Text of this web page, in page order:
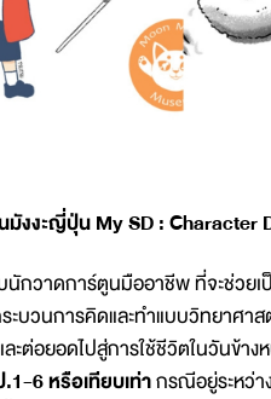
งงะญี่ปุ่น My SD : Character
กวาดการ์ตูนมืออาชีพ ที่จะช่วยเ
ะบวนการคิดและทำแบบวิทยาศา
ะต่อยอดไปสู่การใช้ชีวิตในวันข้าง
6 หรือเทียบเท่ากรณีอยู่ระหว่า